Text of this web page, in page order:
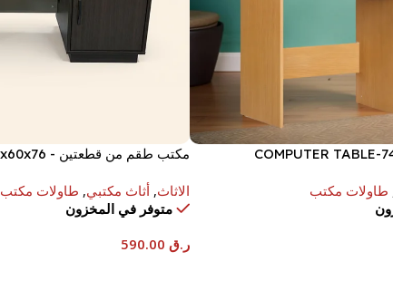
COMPUTER TABLE-
طاولات مكتب
مكتب طقم من قطعتين - 120x60x76 سم.
الاثاث, أثاث مكتبي, طاولات مكتب
متوفر في المخزون
ر.ق